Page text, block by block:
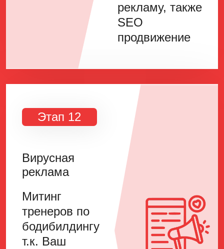
рекламу, также
SEO
продвижение
Этап 12
Вирусная
реклама
Митинг
тренеров по
бодибилдингу
т.к. Ваш